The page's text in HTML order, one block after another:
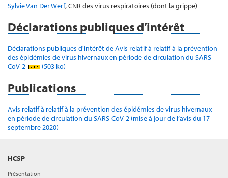
Sylvie Van Der Werf, CNR des virus respiratoires (dont la grippe)
Déclarations publiques d’intérêt
Déclarations publiques d'intérêt de Avis relatif à relatif à la prévention
des épidémies de virus hivernaux en période de circulation du SARS-
CoV-2
(503 ko)
Publications
Avis relatif à relatif à la prévention des épidémies de virus hivernaux
en période de circulation du SARS-CoV-2 (mise à jour de l’avis du 17
septembre 2020)
HCSP
Présentation